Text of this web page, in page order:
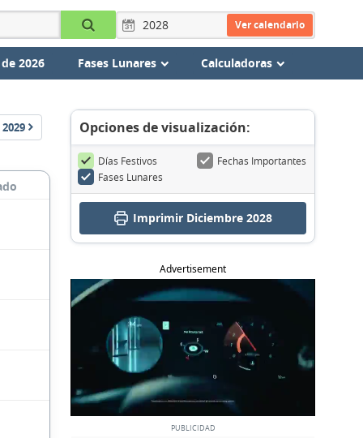
Ver calendario
2026 Fases Lunares Calculadoras
2029 Opciones de visualización:
Días Festivos
Fechas Importantes
Fases Lunares
Imprimir Diciembre 2028
Advertisement